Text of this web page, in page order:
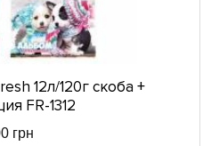
12л/120г скоба +
FR-1312
грн